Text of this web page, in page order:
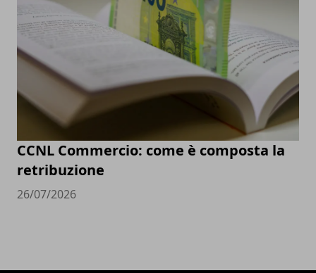
CCNL Commercio: come è composta la
retribuzione
26/07/2026